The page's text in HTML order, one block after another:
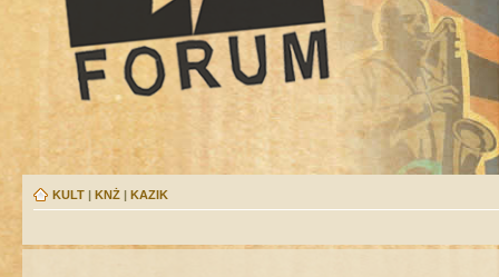
KULT | KNŻ | KAZIK